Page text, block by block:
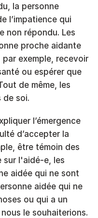
la personne
l’impatience qui
non répondu. Les
proche aidante
exemple, recevoir
ou espérer que
de même, les
de soi.
l’émergence
d’accepter la
être témoin des
sur l'aidé-e, les
aidée qui ne sont
aidée qui ne
ou qui a un
le souhaiterions.